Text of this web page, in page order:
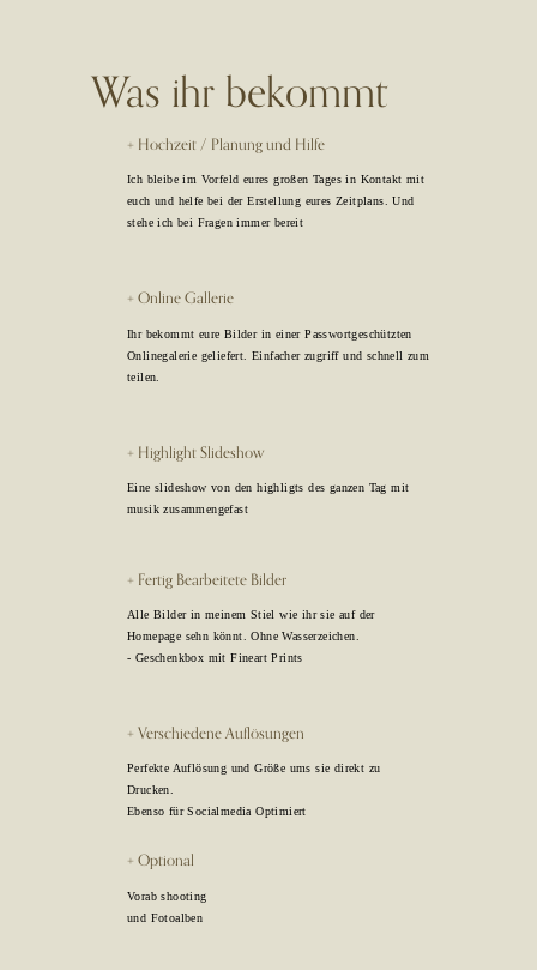
Was ihr bekommt
+ Hochzeit / Planung und Hilfe
+ Online Gallerie
+ Verschiedene Auflösungen
Ich bleibe im Vorfeld eures großen Tages in Kontakt mit
euch und helfe bei der Erstellung eures Zeitplans. Und
stehe ich bei Fragen immer bereit
Ihr bekommt eure Bilder in einer Passwortgeschützten
Onlinegalerie geliefert. Einfacher zugriff und schnell zum
teilen.
Perfekte Auflösung und Größe ums sie direkt zu
Drucken.
Ebenso für Socialmedia Optimiert
+ Optional
+ Fertig Bearbeitete Bilder
+ Highlight Slideshow
Alle Bilder in meinem Stiel wie ihr sie auf der
Homepage sehn könnt. Ohne Wasserzeichen.
- Geschenkbox mit Fineart Prints
Vorab shooting
und Fotoalben
Eine slideshow von den highligts des ganzen Tag mit
musik zusammengefast